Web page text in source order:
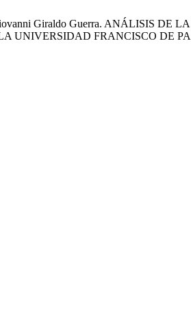
Giraldo Guerra. ANÁLISIS
UNIVERSIDAD FRANCISCO DE